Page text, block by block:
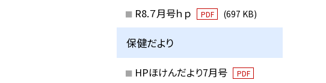
R8.７月号ｈｐ PDF (697 KB)
保健だより
HPほけんだより7月号 PDF